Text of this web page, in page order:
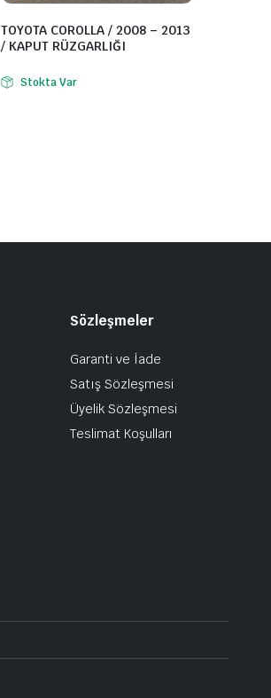
TOYOTA COROLLA / 2008 – 2013
/ KAPUT RÜZGARLIĞI
Stokta Var
Sözleşmeler
Garanti ve İade
Satış Sözleşmesi
Üyelik Sözleşmesi
Teslimat Koşulları